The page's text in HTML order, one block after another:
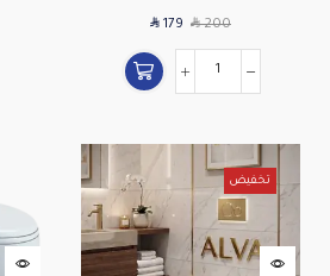
SAR200
SAR 179
تخفيض